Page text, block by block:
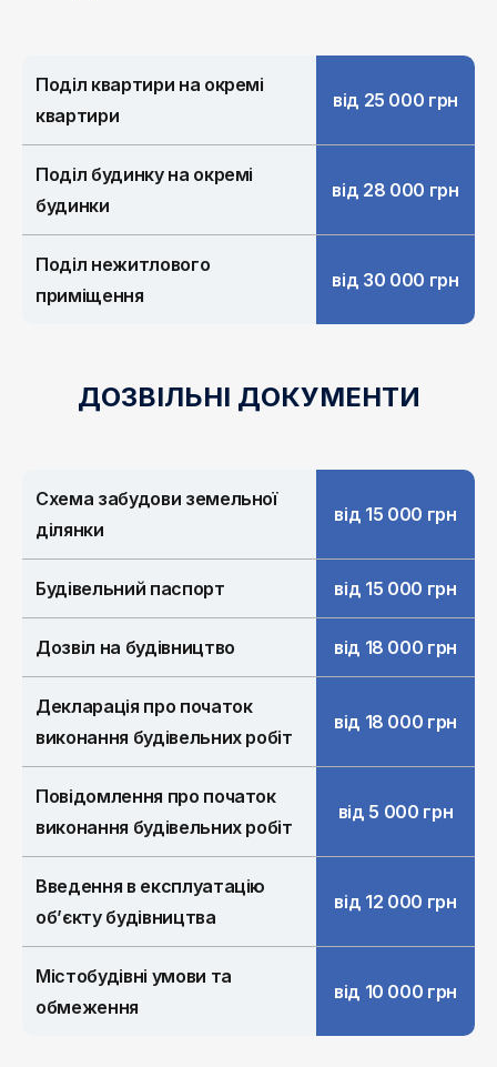
Поділ квартири на окремі
квартири
від 25 000 грн
Поділ будинку на окремі
будинки
від 28 000 грн
Поділ нежитлового
приміщення
від 30 000 грн
ДОЗВІЛЬНІ ДОКУМЕНТИ
Схема забудови земельної
ділянки
від 15 000 грн
Будівельний паспорт від 15 000 грн
Дозвіл на будівництво від 18 000 грн
Декларація про початок
виконання будівельних робіт
від 18 000 грн
Повідомлення про початок
виконання будівельних робіт
від 5 000 грн
Введення в експлуатацію
об’єкту будівництва
від 12 000 грн
Містобудівні умови та
обмеження
від 10 000 грн